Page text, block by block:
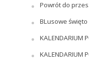
Powrót do
BLusowe
KALENDARIUM
KALENDARIUM